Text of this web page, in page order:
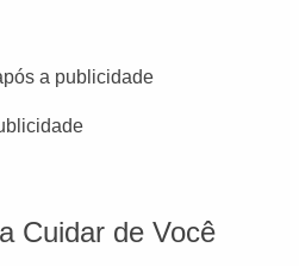
a publicidade
Cuidar de Você